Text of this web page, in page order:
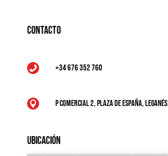
Contacto
 +34 676 352 760
 P Comercial 2, Plaza de España, Leganés
Ubicación